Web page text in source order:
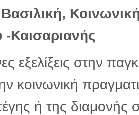
Καισαριανής
εξελίξεις στην
κοινωνική
ή της διαμονής